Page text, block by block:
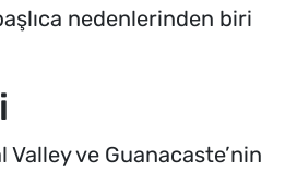
nedenlerinden biri
ve Guanacaste’nin